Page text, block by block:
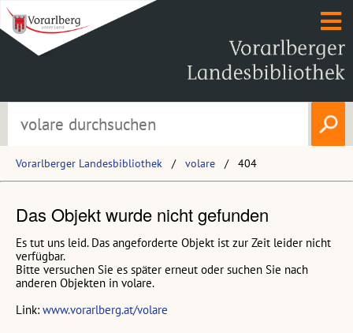
Vorarlberger Landesbibliothek volare 404
Das Objekt wurde nicht gefunden
Es tut uns leid. Das angeforderte Objekt ist zur Zeit leider nicht
verfügbar.
Bitte versuchen Sie es später erneut oder suchen Sie nach
anderen Objekten in volare.
Link: www.vorarlberg.at/volare